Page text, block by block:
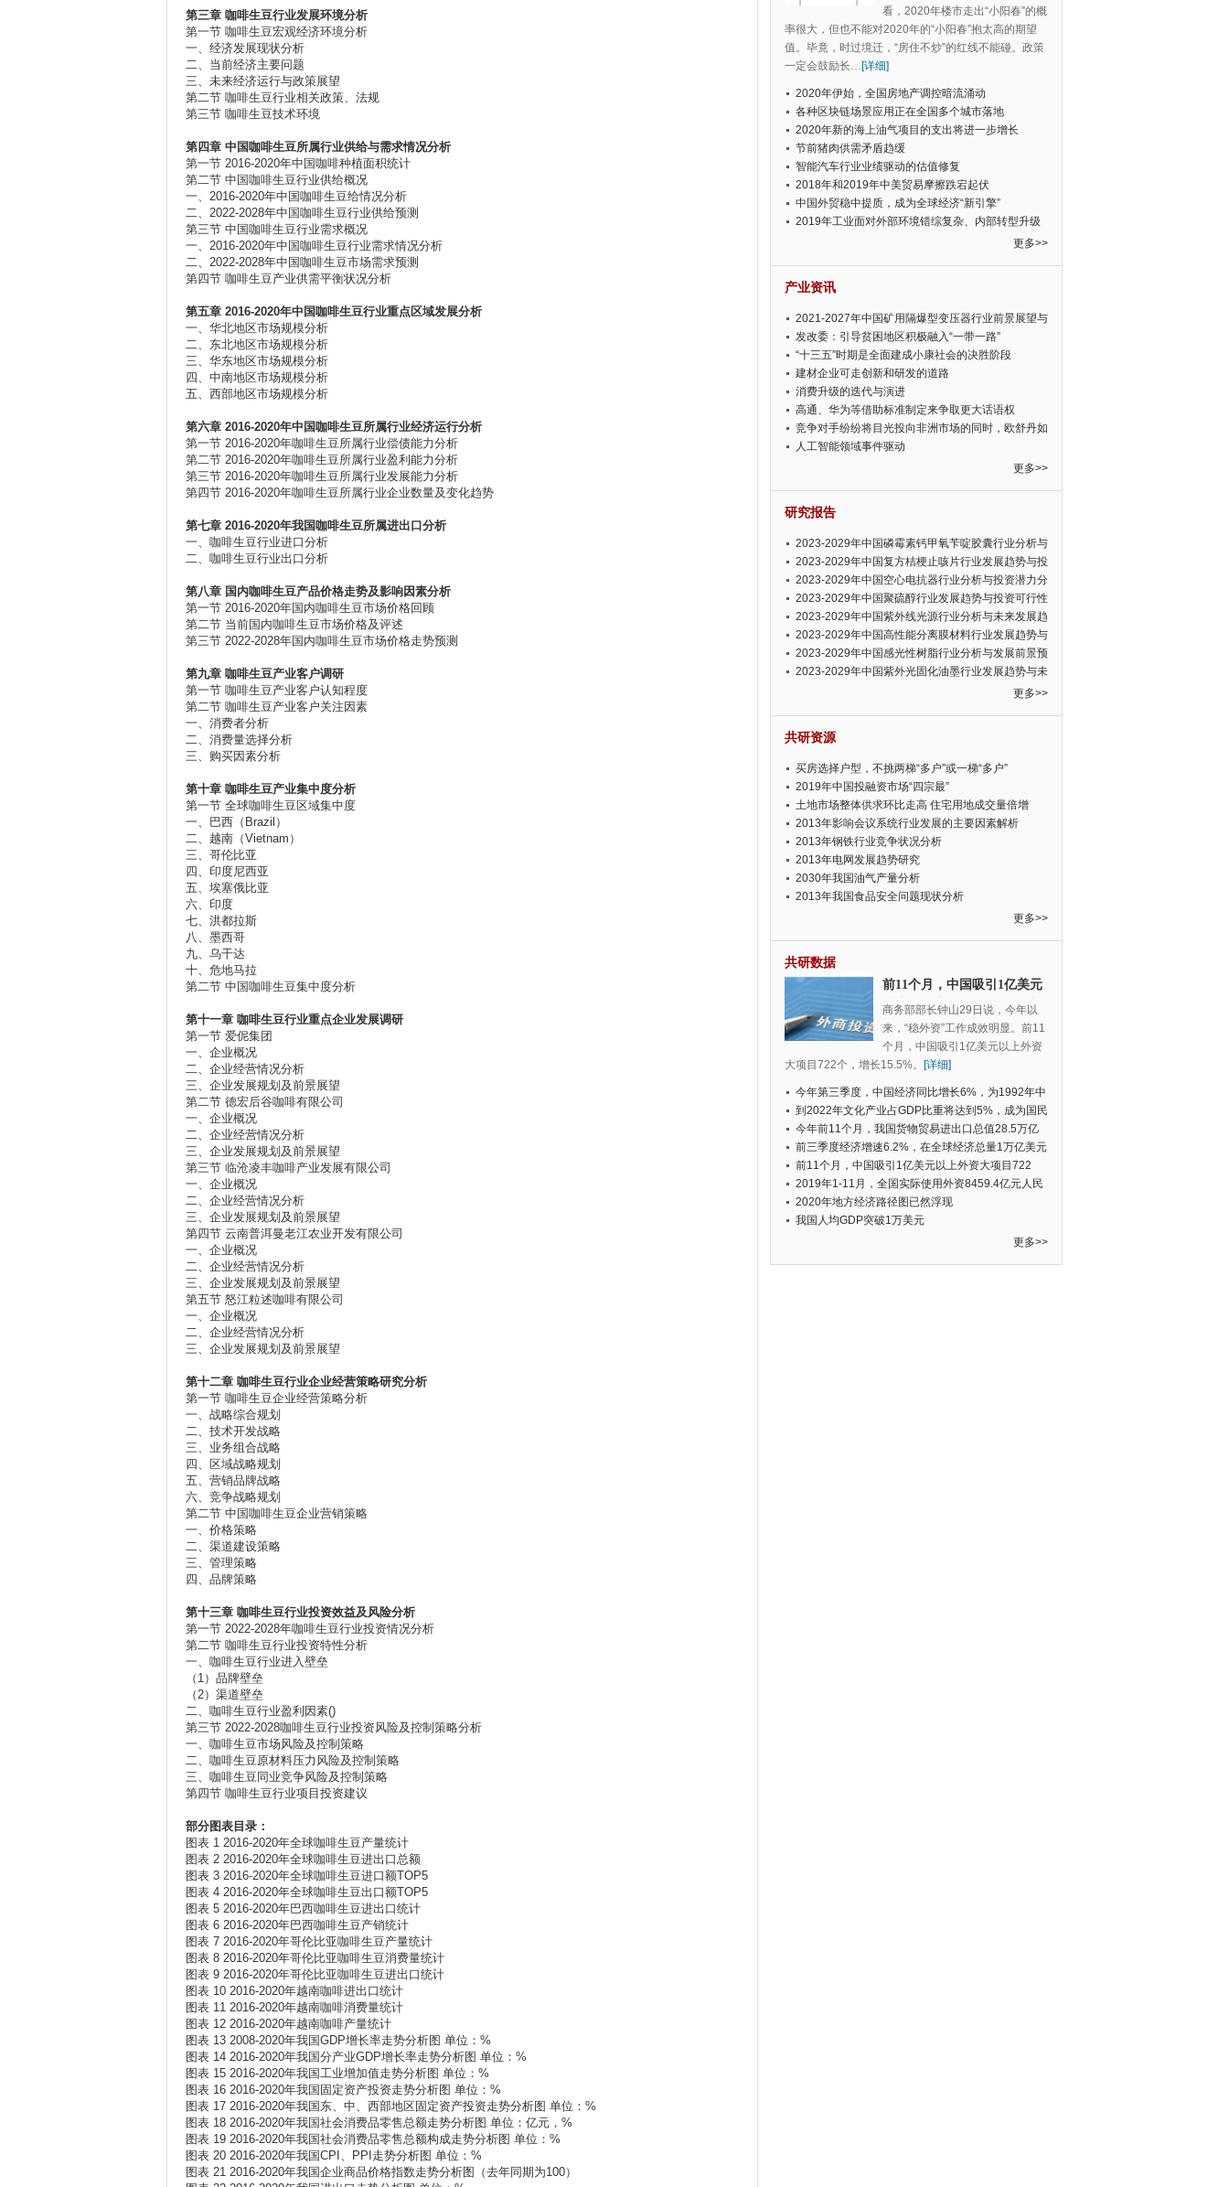
第三章 咖啡生豆行业发展环境分析
第一节 咖啡生豆宏观经济环境分析
一、经济发展现状分析
二、当前经济主要问题
三、未来经济运行与政策展望
第二节 咖啡生豆行业相关政策、法规
第三节 咖啡生豆技术环境
第四章 中国咖啡生豆所属行业供给与需求情况分析
第一节 2016-2020年中国咖啡种植面积统计
第二节 中国咖啡生豆行业供给概况
一、2016-2020年中国咖啡生豆给情况分析
二、2022-2028年中国咖啡生豆行业供给预测
第三节 中国咖啡生豆行业需求概况
一、2016-2020年中国咖啡生豆行业需求情况分析
二、2022-2028年中国咖啡生豆市场需求预测
第四节 咖啡生豆产业供需平衡状况分析
第五章 2016-2020年中国咖啡生豆行业重点区域发展分析
一、华北地区市场规模分析
二、东北地区市场规模分析
三、华东地区市场规模分析
四、中南地区市场规模分析
五、西部地区市场规模分析
第六章 2016-2020年中国咖啡生豆所属行业经济运行分析
第一节 2016-2020年咖啡生豆所属行业偿债能力分析
第二节 2016-2020年咖啡生豆所属行业盈利能力分析
第三节 2016-2020年咖啡生豆所属行业发展能力分析
第四节 2016-2020年咖啡生豆所属行业企业数量及变化趋势
第七章 2016-2020年我国咖啡生豆所属进出口分析
一、咖啡生豆行业进口分析
二、咖啡生豆行业出口分析
第八章 国内咖啡生豆产品价格走势及影响因素分析
第一节 2016-2020年国内咖啡生豆市场价格回顾
第二节 当前国内咖啡生豆市场价格及评述
第三节 2022-2028年国内咖啡生豆市场价格走势预测
第九章 咖啡生豆产业客户调研
第一节 咖啡生豆产业客户认知程度
第二节 咖啡生豆产业客户关注因素
一、消费者分析
二、消费量选择分析
三、购买因素分析
第十章 咖啡生豆产业集中度分析
第一节 全球咖啡生豆区域集中度
一、巴西（Brazil）
二、越南（Vietnam）
三、哥伦比亚
四、印度尼西亚
五、埃塞俄比亚
六、印度
七、洪都拉斯
八、墨西哥
九、乌干达
十、危地马拉
第二节 中国咖啡生豆集中度分析
第十一章 咖啡生豆行业重点企业发展调研
第一节 爱伲集团
一、企业概况
二、企业经营情况分析
三、企业发展规划及前景展望
第二节 德宏后谷咖啡有限公司
一、企业概况
二、企业经营情况分析
三、企业发展规划及前景展望
第三节 临沧凌丰咖啡产业发展有限公司
一、企业概况
二、企业经营情况分析
三、企业发展规划及前景展望
第四节 云南普洱曼老江农业开发有限公司
一、企业概况
二、企业经营情况分析
三、企业发展规划及前景展望
第五节 怒江粒述咖啡有限公司
一、企业概况
二、企业经营情况分析
三、企业发展规划及前景展望
第十二章 咖啡生豆行业企业经营策略研究分析
第一节 咖啡生豆企业经营策略分析
一、战略综合规划
二、技术开发战略
三、业务组合战略
四、区域战略规划
五、营销品牌战略
六、竞争战略规划
第二节 中国咖啡生豆企业营销策略
一、价格策略
二、渠道建设策略
三、管理策略
四、品牌策略
第十三章 咖啡生豆行业投资效益及风险分析
第一节 2022-2028年咖啡生豆行业投资情况分析
第二节 咖啡生豆行业投资特性分析
一、咖啡生豆行业进入壁垒
（1）品牌壁垒
（2）渠道壁垒
二、咖啡生豆行业盈利因素()
第三节 2022-2028咖啡生豆行业投资风险及控制策略分析
一、咖啡生豆市场风险及控制策略
二、咖啡生豆原材料压力风险及控制策略
三、咖啡生豆同业竞争风险及控制策略
第四节 咖啡生豆行业项目投资建议
部分图表目录：
图表 1 2016-2020年全球咖啡生豆产量统计
图表 2 2016-2020年全球咖啡生豆进出口总额
图表 3 2016-2020年全球咖啡生豆进口额TOP5
图表 4 2016-2020年全球咖啡生豆出口额TOP5
图表 5 2016-2020年巴西咖啡生豆进出口统计
图表 6 2016-2020年巴西咖啡生豆产销统计
图表 7 2016-2020年哥伦比亚咖啡生豆产量统计
图表 8 2016-2020年哥伦比亚咖啡生豆消费量统计
图表 9 2016-2020年哥伦比亚咖啡生豆进出口统计
图表 10 2016-2020年越南咖啡进出口统计
图表 11 2016-2020年越南咖啡消费量统计
图表 12 2016-2020年越南咖啡产量统计
图表 13 2008-2020年我国GDP增长率走势分析图 单位：%
图表 14 2016-2020年我国分产业GDP增长率走势分析图 单位：%
图表 15 2016-2020年我国工业增加值走势分析图 单位：%
图表 16 2016-2020年我国固定资产投资走势分析图 单位：%
图表 17 2016-2020年我国东、中、西部地区固定资产投资走势分析图 单位：%
图表 18 2016-2020年我国社会消费品零售总额走势分析图 单位：亿元，%
图表 19 2016-2020年我国社会消费品零售总额构成走势分析图 单位：%
图表 20 2016-2020年我国CPI、PPI走势分析图 单位：%
图表 21 2016-2020年我国企业商品价格指数走势分析图（去年同期为100）
看，2020年楼市走出“小阳春”的概
率很大，但也不能对2020年的“小阳春”抱太高的期望
值。毕竟，时过境迁，“房住不炒”的红线不能碰。政策
一定会鼓励长…[详细]
2020年伊始，全国房地产调控暗流涌动
各种区块链场景应用正在全国多个城市落地
2020年新的海上油气项目的支出将进一步增长
节前猪肉供需矛盾趋缓
智能汽车行业业绩驱动的估值修复
2018年和2019年中美贸易摩擦跌宕起伏
中国外贸稳中提质，成为全球经济“新引擎”
2019年工业面对外部环境错综复杂、内部转型升级
更多>>
产业资讯
2021-2027年中国矿用隔爆型变压器行业前景展望与
投资前景预测报告
发改委：引导贫困地区积极融入“一带一路”
“十三五”时期是全面建成小康社会的决胜阶段
建材企业可走创新和研发的道路
消费升级的迭代与演进
高通、华为等借助标准制定来争取更大话语权
竞争对手纷纷将目光投向非洲市场的同时，欧舒丹如
此淡定，难道就真的不怕丧失先机吗?
人工智能领域事件驱动
更多>>
研究报告
2023-2029年中国磷霉素钙甲氧苄啶胶囊行业分析与
投资可行性报告
2023-2029年中国复方桔梗止咳片行业发展趋势与投
资潜力分析报告
2023-2029年中国空心电抗器行业分析与投资潜力分
析报告
2023-2029年中国聚硫醇行业发展趋势与投资可行性
报告
2023-2029年中国紫外线光源行业分析与未来发展趋
势报告
2023-2029年中国高性能分离膜材料行业发展趋势与
发展前景预测报告
2023-2029年中国感光性树脂行业分析与发展前景预
测报告
2023-2029年中国紫外光固化油墨行业发展趋势与未
更多>>
共研资源
买房选择户型，不挑两梯“多户”或一梯“多户”
2019年中国投融资市场“四宗最”
土地市场整体供求环比走高 住宅用地成交量倍增
2013年影响会议系统行业发展的主要因素解析
2013年钢铁行业竞争状况分析
2013年电网发展趋势研究
2030年我国油气产量分析
2013年我国食品安全问题现状分析
更多>>
共研数据
前11个月，中国吸引1亿美元
以上外资大项目722个，增长
15.5%
商务部部长钟山29日说，今年以
来，“稳外资”工作成效明显。前11
个月，中国吸引1亿美元以上外资
大项目722个，增长15.5%。 [详细]
今年第三季度，中国经济同比增长6%，为1992年中
国有季度数据以来的新低
到2022年文化产业占GDP比重将达到5%，成为国民
经济支柱产业
今年前11个月，我国货物贸易进出口总值28.5万亿
元人民币，比去年同期增长2.4%
前三季度经济增速6.2%，在全球经济总量1万亿美元
以上的经济体中增速最快
前11个月，中国吸引1亿美元以上外资大项目722
个，增长15.5%
2019年1-11月，全国实际使用外资8459.4亿元人民
币，同比增长6.0%
2020年地方经济路径图已然浮现
我国人均GDP突破1万美元
更多>>